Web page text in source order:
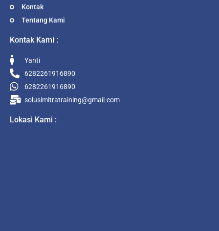
Kontak
Tentang Kami
Kontak Kami :
Yanti
6282261916890
6282261916890
solusimitratraining@gmail.com
Lokasi Kami :